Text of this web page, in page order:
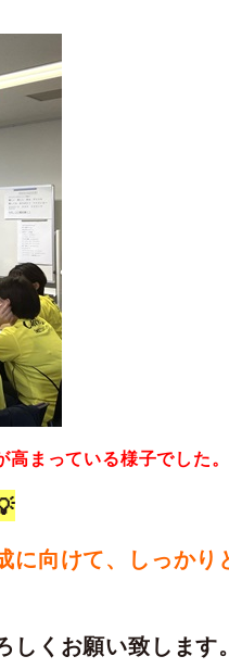
まっている様子でした。
向けて、しっかり
くお願い致します。